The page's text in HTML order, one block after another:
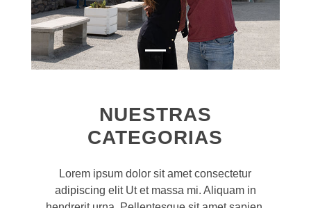
NUESTRAS
CATEGORIAS
Lorem ipsum dolor sit amet consectetur
adipiscing elit Ut et massa mi. Aliquam in